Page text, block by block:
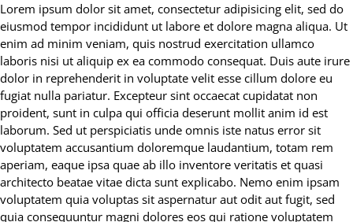
Lorem ipsum dolor sit amet, consectetur adipisicing elit, sed do
eiusmod tempor incididunt ut labore et dolore magna aliqua. Ut
enim ad minim veniam, quis nostrud exercitation ullamco
laboris nisi ut aliquip ex ea commodo consequat. Duis aute irure
dolor in reprehenderit in voluptate velit esse cillum dolore eu
fugiat nulla pariatur. Excepteur sint occaecat cupidatat non
proident, sunt in culpa qui officia deserunt mollit anim id est
laborum. Sed ut perspiciatis unde omnis iste natus error sit
voluptatem accusantium doloremque laudantium, totam rem
aperiam, eaque ipsa quae ab illo inventore veritatis et quasi
architecto beatae vitae dicta sunt explicabo. Nemo enim ipsam
voluptatem quia voluptas sit aspernatur aut odit aut fugit, sed
quia consequuntur magni dolores eos qui ratione voluptatem